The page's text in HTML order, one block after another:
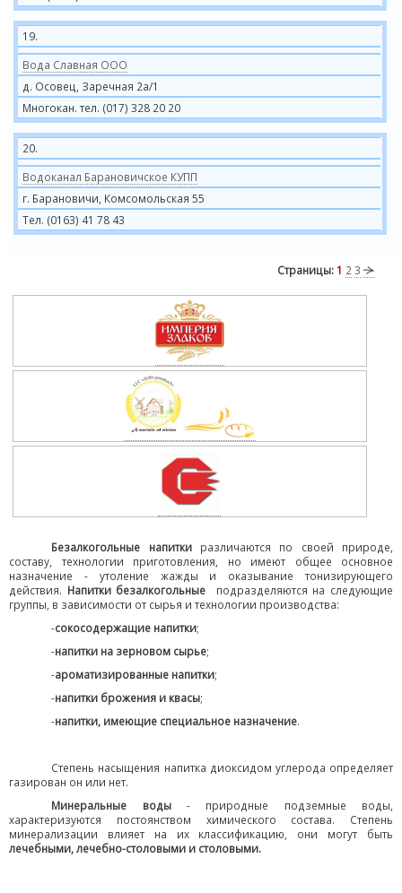
19.
Вода Славная ООО
д. Осовец, Заречная 2а/1
Многокан. тел. (017) 328 20 20
20.
Водоканал Барановичское КУПП
г. Барановичи, Комсомольская 55
Тел. (0163) 41 78 43
Страницы: 1 2 3
Безалкогольные напиткиразличаются по своей природе,
составу, технологии приготовления, но имеют общее основное
назначение - утоление жажды и оказывание тонизирующего
действия. Напитки безалкогольные подразделяются на следующие
группы, в зависимости от сырья и технологии производства:
-сокосодержащие напитки;
-напитки на зерновом сырье;
-ароматизированные напитки;
-напитки брожения и квасы;
-напитки, имеющие специальное назначение.
Степень насыщения напитка диоксидом углерода определяет
газирован он или нет.
Минеральные воды- природные подземные воды,
характеризуются постоянством химического состава. Степень
минерализации влияет на их классификацию, они могут быть
лечебными, лечебно-столовыми и столовыми.